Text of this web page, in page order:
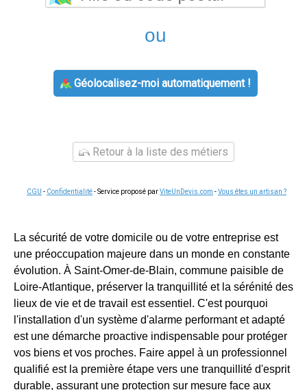
ou
Géolocalisez-moi automatiquement !
Retour à la liste des métiers
CGU - Confidentialité- Service proposé parViteUnDevis.com -Vous êtes un artisan ?
La sécurité de votre domicile ou de votre entreprise est
une préoccupation majeure dans un monde en constante
évolution. À Saint-Omer-de-Blain, commune paisible de
Loire-Atlantique, préserver la tranquillité et la sérénité des
lieux de vie et de travail est essentiel. C'est pourquoi
l'installation d'un système d'alarme performant et adapté
est une démarche proactive indispensable pour protéger
vos biens et vos proches. Faire appel à un professionnel
qualifié est la première étape vers une tranquillité d'esprit
durable, assurant une protection sur mesure face aux